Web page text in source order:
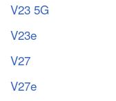
V23 5G
V23e
V27
V27e